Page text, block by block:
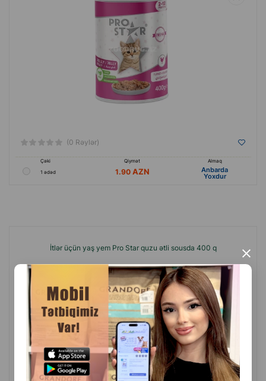
×
(0 Rəylər)
Çəki Qiymət
Almaq
1 ədəd
1.90 Anbarda
Yoxdur
İtlər üçün yaş yem Pro Star quzu ətli sousda 400 q